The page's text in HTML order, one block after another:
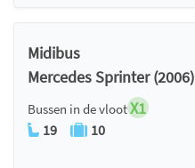
Midibus
Mercedes Sprinter (2006)
Bussen in de vlootX1
19 10